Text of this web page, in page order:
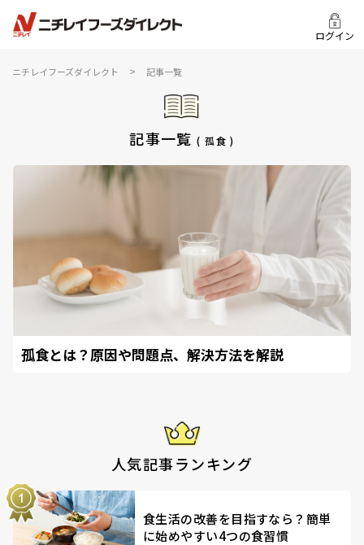
ログイン
ニチレイフーズダイレクト > 記事一覧
記事一覧( 孤食 )
孤食とは？原因や問題点、解決方法を解説
人気記事ランキング
食生活の改善を目指すなら？簡単
に始めやすい4つの食習慣